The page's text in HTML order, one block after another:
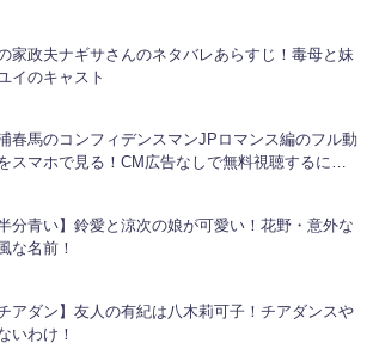
家政夫ナギサさんのネタバレあらすじ！毒母と妹
イのキャスト
春馬のコンフィデンスマンJPロマンス編のフル動
スマホで見る！CM広告なしで無料視聴するに
半分青い】鈴愛と涼次の娘が可愛い！花野・意外な
な名前！
チアダン】友人の有紀は八木莉可子！チアダンスや
いわけ！